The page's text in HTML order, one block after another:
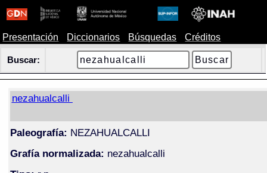
Presentación Diccionarios Búsquedas Créditos
Buscar:
nezahualcalli
Paleografía: NEZAHUALCALLI
Grafía normalizada: nezahualcalli